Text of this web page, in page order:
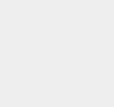
с нами через любой